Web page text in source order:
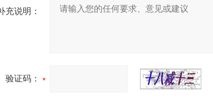
充说明：
验证码：